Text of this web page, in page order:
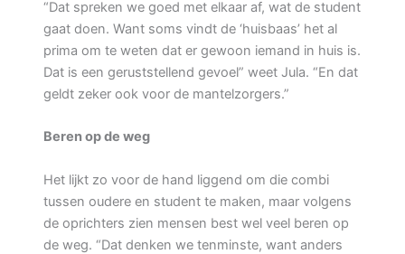
“Dat spreken we goed met elkaar af, wat de student
gaat doen. Want soms vindt de ‘huisbaas’ het al
prima om te weten dat er gewoon iemand in huis is.
Dat is een geruststellend gevoel” weet Jula. “En dat
geldt zeker ook voor de mantelzorgers.”
Beren op de weg
Het lijkt zo voor de hand liggend om die combi
tussen oudere en student te maken, maar volgens
de oprichters zien mensen best wel veel beren op
de weg. “Dat denken we tenminste, want anders